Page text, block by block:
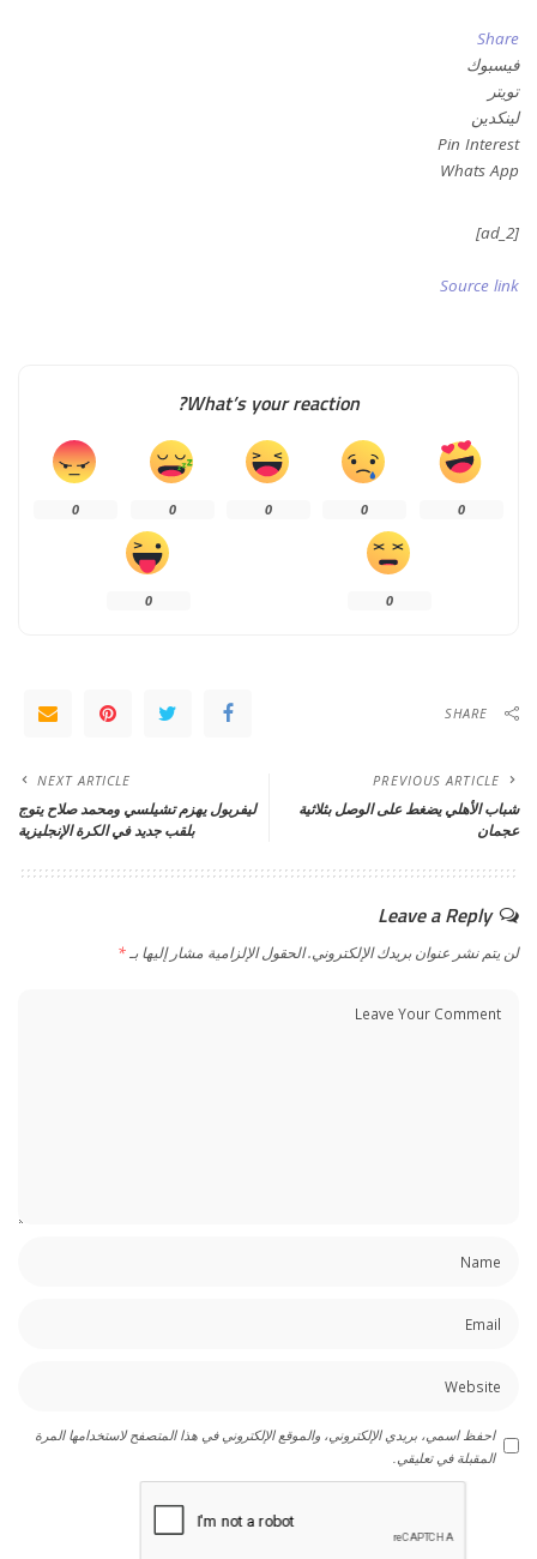
Share
فيسبوك
تويتر
لينكدين
Pin Interest
Whats App
[ad_2]
Source link
What’s your reaction?
0
0
0
0
0
0
0
SHARE
PREVIOUS ARTICLE
شباب الأهلي يضغط على الوصل بثلاثية
عجمان
NEXT ARTICLE
ليفربول يهزم تشيلسي ومحمد صلاح يتوج
بلقب جديد في الكرة الإنجليزية
Leave a Reply
لن يتم نشر عنوان بريدك الإلكتروني.الحقول الإلزامية مشار إليها بـ*
احفظ اسمي، بريدي الإلكتروني، والموقع الإلكتروني في هذا المتصفح لاستخدامها المرة
المقبلة في تعليقي.